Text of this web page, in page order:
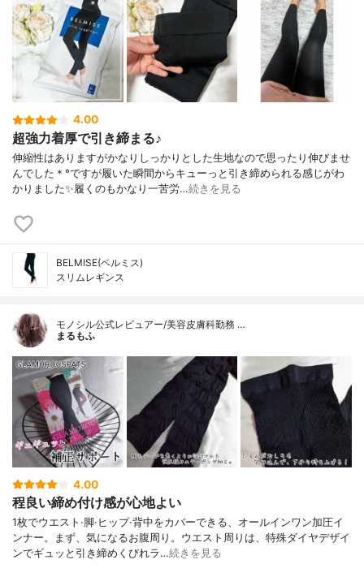
4.00
超強力着厚で引き締まる♪
伸縮性はありますがかなりしっかりとした生地なので思ったり伸びませ
んでした＊°ですが履いた瞬間からキューっと引き締められる感じがわ
かりました✨履くのもかなり一苦労…続きを見る
BELMISE(ベルミス)
スリムレギンス
モノシル公式レビュアー/美容皮膚科勤務 …
まるもふ
4.00
程良い締め付け感が心地よい
1枚でウエスト·脚·ヒップ·背中をカバーできる、オールインワン加圧イ
ンナー。まず、気になるお腹周り。ウエスト周りは、特殊ダイヤデザイ
ンでギュッと引き締めくびれラ…続きを見る